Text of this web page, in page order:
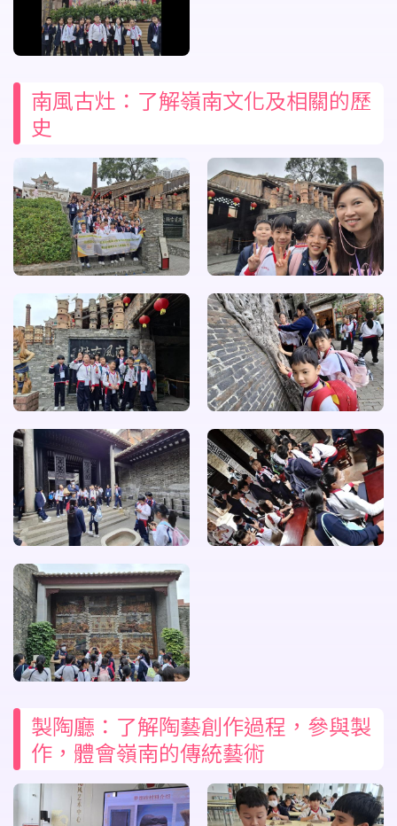
南風古灶：了解嶺南文化及相關的歷
史
製陶廳：了解陶藝創作過程，參與製
作，體會嶺南的傳統藝術